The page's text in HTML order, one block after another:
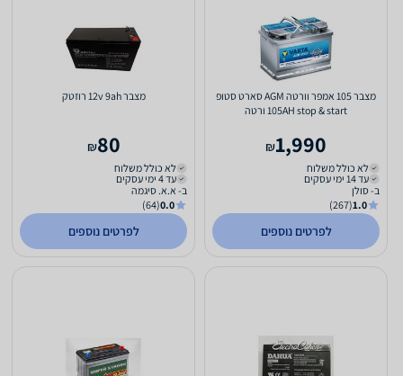
מצבר 105 אמפר וורטה AGM סארט סטופ
105AH stop & start ורטה
1,990
₪
לא כולל משלוח
עד 14 ימי עסקים
ב- סולן
1.0
(267)
לפרטים נוספים
מצבר 12v 9ah רוזטק
80
₪
לא כולל משלוח
עד 4 ימי עסקים
ב- א.א. סיגמה
0.0
(64)
לפרטים נוספים